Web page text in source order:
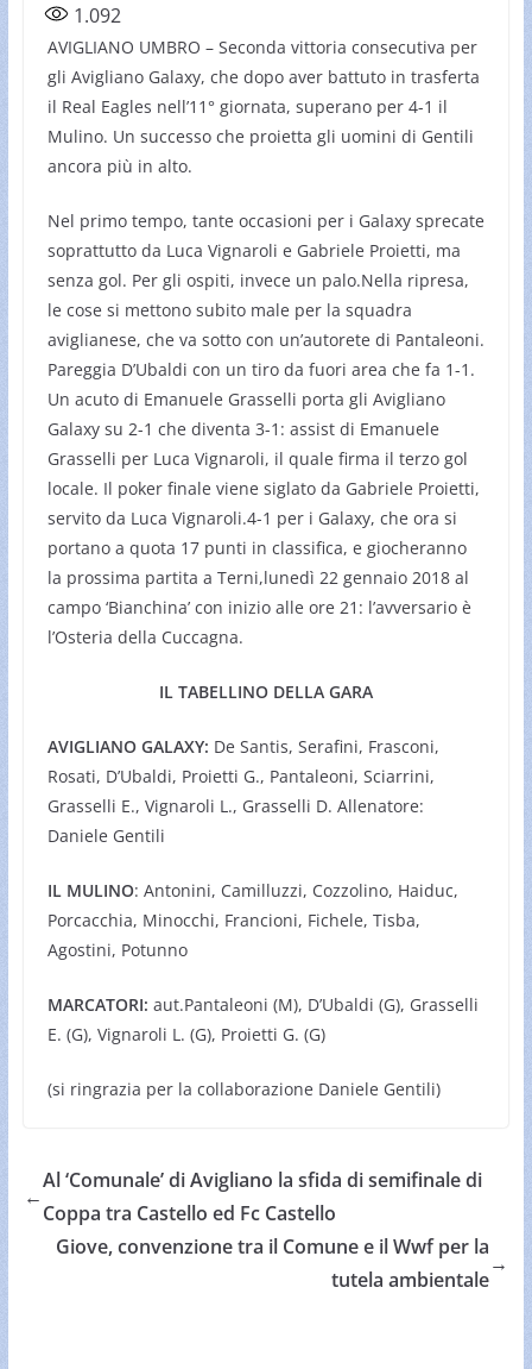
1.092
AVIGLIANO UMBRO – Seconda vittoria consecutiva per
gli Avigliano Galaxy, che dopo aver battuto in trasferta
il Real Eagles nell’11° giornata, superano per 4-1 il
Mulino. Un successo che proietta gli uomini di Gentili
ancora più in alto.
Nel primo tempo, tante occasioni per i Galaxy sprecate
soprattutto da Luca Vignaroli e Gabriele Proietti, ma
senza gol. Per gli ospiti, invece un palo.Nella ripresa,
le cose si mettono subito male per la squadra
aviglianese, che va sotto con un’autorete di Pantaleoni.
Pareggia D’Ubaldi con un tiro da fuori area che fa 1-1.
Un acuto di Emanuele Grasselli porta gli Avigliano
Galaxy su 2-1 che diventa 3-1: assist di Emanuele
Grasselli per Luca Vignaroli, il quale firma il terzo gol
locale. Il poker finale viene siglato da Gabriele Proietti,
servito da Luca Vignaroli.4-1 per i Galaxy, che ora si
portano a quota 17 punti in classifica, e giocheranno
la prossima partita a Terni,lunedì 22 gennaio 2018 al
campo ‘Bianchina’ con inizio alle ore 21: l’avversario è
l’Osteria della Cuccagna.
IL TABELLINO DELLA GARA
AVIGLIANO GALAXY: De Santis, Serafini, Frasconi,
Rosati, D’Ubaldi, Proietti G., Pantaleoni, Sciarrini,
Grasselli E., Vignaroli L., Grasselli D. Allenatore:
Daniele Gentili
IL MULINO: Antonini, Camilluzzi, Cozzolino, Haiduc,
Porcacchia, Minocchi, Francioni, Fichele, Tisba,
Agostini, Potunno
MARCATORI: aut.Pantaleoni (M), D’Ubaldi (G), Grasselli
E. (G), Vignaroli L. (G), Proietti G. (G)
(si ringrazia per la collaborazione Daniele Gentili)
←
Al ‘Comunale’ di Avigliano la sfida di semifinale di
Coppa tra Castello ed Fc Castello
Giove, convenzione tra il Comune e il Wwf per la
tutela ambientale
→